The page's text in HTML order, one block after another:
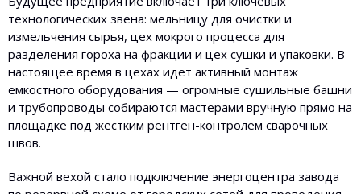
технологических звена: мельницу для очистки и
измельчения сырья, цех мокрого процесса для
разделения гороха на фракции и цех сушки и упаковки. В
настоящее время в цехах идет активный монтаж
емкостного оборудования — огромные сушильные башни
и трубопроводы собираются мастерами вручную прямо на
площадке под жестким рентген-контролем сварочных
швов.
Важной вехой стало подключение энергоцентра завода